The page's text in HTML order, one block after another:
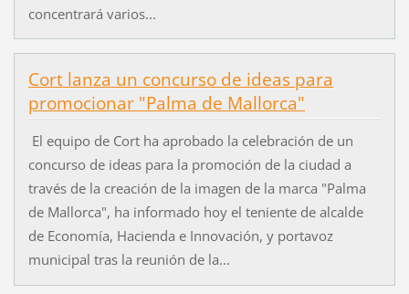
concentrará varios...
Cort lanza un concurso de ideas para
promocionar "Palma de Mallorca"
El equipo de Cort ha aprobado la celebración de un
concurso de ideas para la promoción de la ciudad a
través de la creación de la imagen de la marca "Palma
de Mallorca", ha informado hoy el teniente de alcalde
de Economía, Hacienda e Innovación, y portavoz
municipal tras la reunión de la...